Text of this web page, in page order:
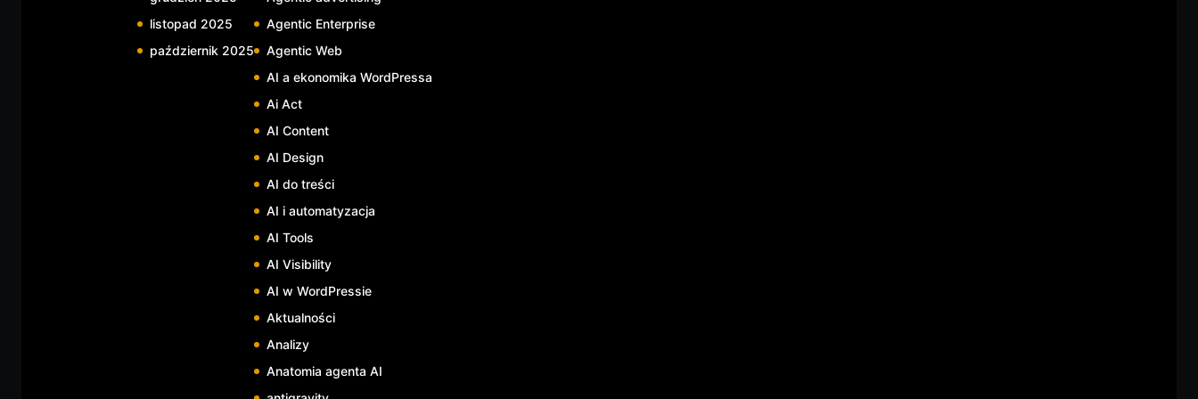
listopad 2025
październik 2025
Agentic Enterprise
Agentic Web
AI a ekonomika WordPressa
Ai Act
AI Content
AI Design
AI do treści
AI i automatyzacja
AI Tools
AI Visibility
AI w WordPressie
Aktualności
Analizy
Anatomia agenta AI